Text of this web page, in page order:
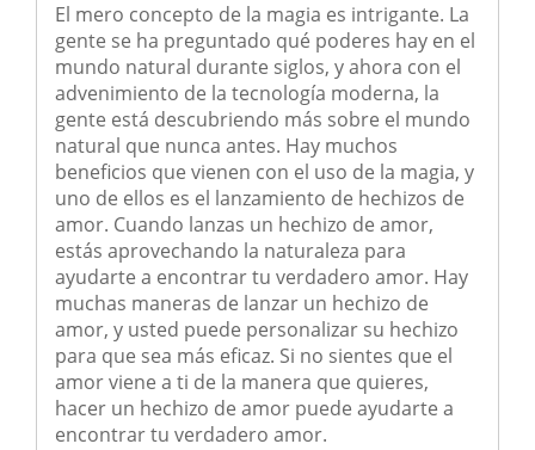
El mero concepto de la magia es intrigante. La
gente se ha preguntado qué poderes hay en el
mundo natural durante siglos, y ahora con el
advenimiento de la tecnología moderna, la
gente está descubriendo más sobre el mundo
natural que nunca antes. Hay muchos
beneficios que vienen con el uso de la magia, y
uno de ellos es el lanzamiento de hechizos de
amor. Cuando lanzas un hechizo de amor,
estás aprovechando la naturaleza para
ayudarte a encontrar tu verdadero amor. Hay
muchas maneras de lanzar un hechizo de
amor, y usted puede personalizar su hechizo
para que sea más eficaz. Si no sientes que el
amor viene a ti de la manera que quieres,
hacer un hechizo de amor puede ayudarte a
encontrar tu verdadero amor.